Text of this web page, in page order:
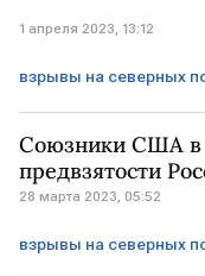
расследование
1 апреля 2023, 13:12
взрывы на северных
Экономика Газ
Газовые отношения
ЕС ГЕРМАНИЯ
расследование
Союзники США в
предвзятости
28 марта 2023, 05:52
взрывы на северных